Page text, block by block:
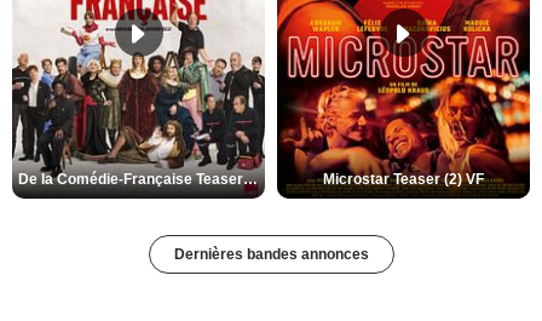
De la Comédie-Française Teaser (3) VF Microstar Teaser (2) VF
Dernières bandes annonces